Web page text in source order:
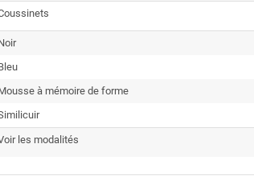
à mémoire de forme
les modalités